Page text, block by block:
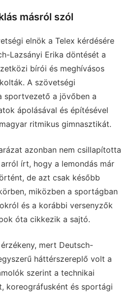
másról szól
elnök a Telex kérdésére
Lazsányi Erika döntését a
bírói és meghívásos
A szövetségi
sportvezető a jövőben a
ápolásával és építésével
ritmikus gimnasztikát.
azonban nem csillapította
írt, hogy a lemondás már
de azt csak később
miközben a sportágban
és a korábbi versenyzők
óta cikkezik a sajtó.
mert Deutsch-
háttérszereplő volt a
szerint a technikai
koreográfusként és sportági